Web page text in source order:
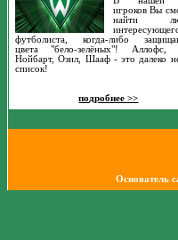
игроков Вы
найти
футболиста, когда-либо
цвета "бело-зелёных"! Аллофс,
Нойбарт, Озил, Шааф - это далеко
список!
подробнее >>
Основатель